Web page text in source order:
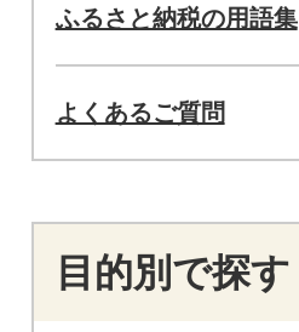
ふるさと納税の用語集
よくあるご質問
目的別で探す